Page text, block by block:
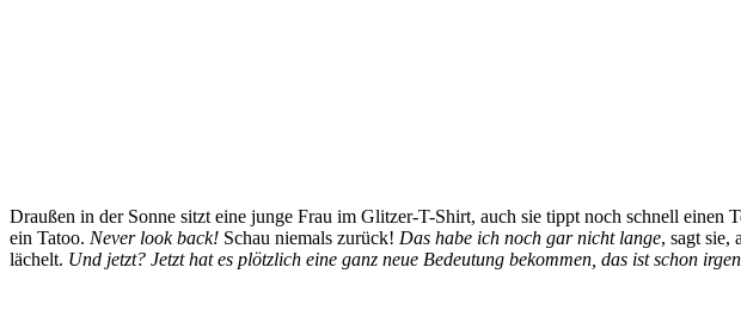
Draußen in der Sonne sitzt eine junge Frau im Glitzer-T-Shirt, auch sie tippt noch schnell einen
ein Tatoo. Never look back! Schau niemals zurück! Das habe ich noch gar nicht lange, sagt sie,
lächelt. Und jetzt? Jetzt hat es plötzlich eine ganz neue Bedeutung bekommen, das ist schon